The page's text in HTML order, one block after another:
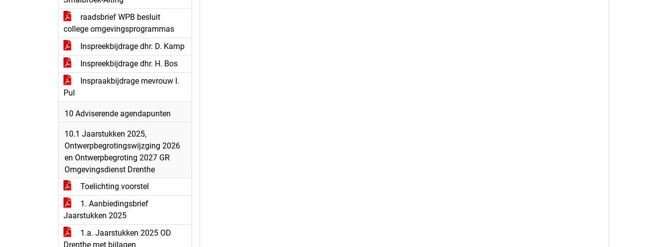
raadsbrief WPB besluit
college omgevingsprogrammas
Inspreekbijdrage dhr. D. Kamp
Inspreekbijdrage dhr. H. Bos
Inspraakbijdrage mevrouw I.
Pul
10 Adviserende agendapunten
10.1 Jaarstukken 2025,
Ontwerpbegrotingswijzging 2026
en Ontwerpbegroting 2027 GR
Omgevingsdienst Drenthe
Toelichting voorstel
1. Aanbiedingsbrief
Jaarstukken 2025
1.a. Jaarstukken 2025 OD
Drenthe met bijlagen